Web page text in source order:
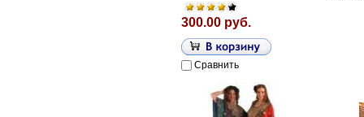
300.00 руб.
Сравнить